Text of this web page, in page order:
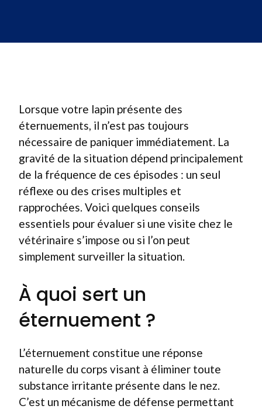
Lorsque votre lapin présente des
éternuements, il n’est pas toujours
nécessaire de paniquer immédiatement. La
gravité de la situation dépend principalement
de la fréquence de ces épisodes : un seul
réflexe ou des crises multiples et
rapprochées. Voici quelques conseils
essentiels pour évaluer si une visite chez le
vétérinaire s’impose ou si l’on peut
simplement surveiller la situation.
À quoi sert un
éternuement ?
L’éternuement constitue une réponse
naturelle du corps visant à éliminer toute
substance irritante présente dans le nez.
C’est un mécanisme de défense permettant